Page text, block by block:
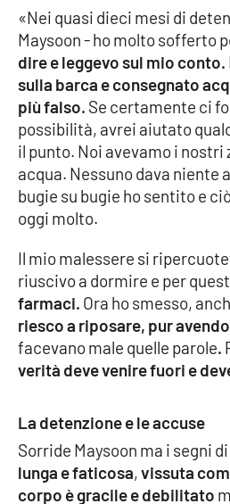
LaC TV
LaC Network
LaC OnAir
EDIZIONI
LOCALI
Catanzaro
Crotone
Vibo Valentia
Reggio Calabria
Lamezia Terme
«Nei quasi dieci mesi di
Maysoon - ho molto sofferto
dire e leggevo sul mio conto.
sulla barca e consegnato
più falso. Se certamente ci
possibilità, avrei aiutato
il punto. Noi avevamo i nostri
acqua. Nessuno dava niente
bugie su bugie ho sentito e
oggi molto.
Il mio malessere si
riuscivo a dormire e per
farmaci. Ora ho smesso,
riesco a riposare, pur
facevano male quelle parole.
verità deve venire fuori e
La detenzione e le accuse
Sorride Maysoon ma i segni
lunga e faticosa,vissuta
corpo è gracile e debilitato